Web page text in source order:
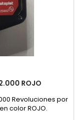
ROJO
Revoluciones por
color ROJO.
instalacion.